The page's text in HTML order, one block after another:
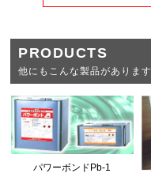
PRODUCTS
他にもこんな製品があります
パワーボンドPb-1